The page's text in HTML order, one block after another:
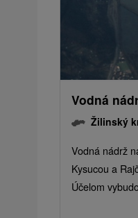
Vodná
Žilinský
Vodná nádrž
Kysucou a
Účelom